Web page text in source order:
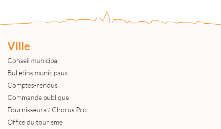
Ville
Conseil municipal
Bulletins municipaux
Comptes-rendus
Commande publique
Fournisseurs / Chorus Pro
Office du tourisme